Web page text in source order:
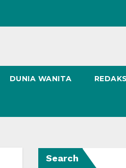
DUNIA WANITA
Search